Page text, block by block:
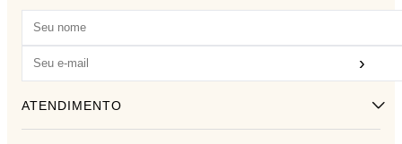
›
ATENDIMENTO